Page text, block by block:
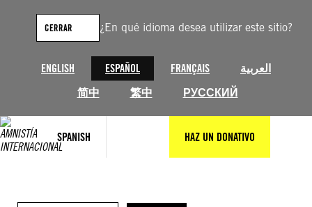
¿En qué idioma desea utilizar este sitio?
ENGLISH ESPAÑOL FRANÇAIS
العربية
简中
繁中 РУССКИЙ
CERRAR
SPANISH HAZ UN DONATIVO
contenido